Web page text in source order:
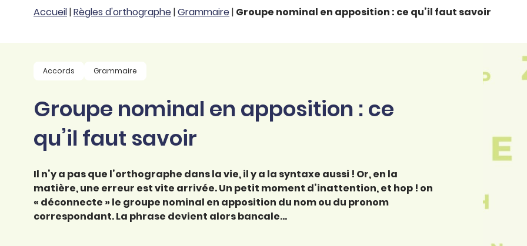
Particuliers
Organismes de
formation
Certifier ses compétences
Évaluer le niveau de ses
salariés
Toutes nos
ressources
professionnel
Animer une classe
Aider ses enfants
Accompagner ses
salariés
Explorer la langue
française
Conjugaison
d’orthographe
Syntaxe
Toutes nos fiches
Accueil|Règles d'orthographe|Grammaire| Groupe nominal en apposition : ce qu’il faut savoir
Accords Grammaire
Groupe nominal en apposition : ce
qu’il faut savoir
Il n’y a pas que l’orthographe dans la vie, il y a la syntaxe aussi ! Or, en la
matière, une erreur est vite arrivée. Un petit moment d’inattention, et hop ! on
« déconnecte » le groupe nominal en apposition du nom ou du pronom
correspondant. La phrase devient alors bancale…